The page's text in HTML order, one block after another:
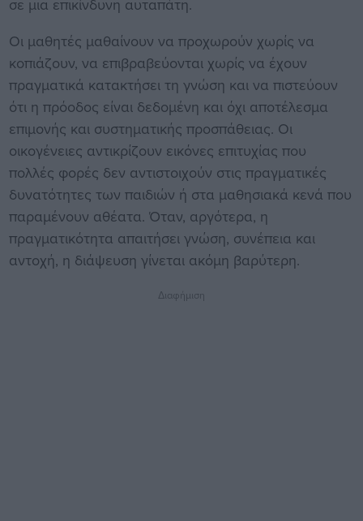
σε μια επικίνδυνη αυταπάτη.
Οι μαθητές μαθαίνουν να προχωρούν χωρίς να
κοπιάζουν, να επιβραβεύονται χωρίς να έχουν
πραγματικά κατακτήσει τη γνώση και να πιστεύουν
ότι η πρόοδος είναι δεδομένη και όχι αποτέλεσμα
επιμονής και συστηματικής προσπάθειας. Οι
οικογένειες αντικρίζουν εικόνες επιτυχίας που
πολλές φορές δεν αντιστοιχούν στις πραγματικές
δυνατότητες των παιδιών ή στα μαθησιακά κενά που
παραμένουν αθέατα. Όταν, αργότερα, η
πραγματικότητα απαιτήσει γνώση, συνέπεια και
αντοχή, η διάψευση γίνεται ακόμη βαρύτερη.
Διαφήμιση